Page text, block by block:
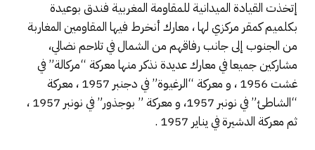
إتخذت القيادة الميدانية للمقاومة المغربية فندق بوعيدة
بكلميم كمقر مركزي لها ، معارك أنخرط فيها المقاومين المغاربة
من الجنوب إلى جانب رفاقهم من الشمال في تلاحم نضالي،
مشاركين جميعا في معارك عديدة نذكر منها معركة “مركالة” في
غشت 1956 ، و معركة “الرغيوة” في دجنبر 1957 ، معركة
“الشاطئ” في نونبر 1957، و معركة ” بوجذور” في نونبر 1957 ،
ثم معركة الدشيرة في يناير 1957 .